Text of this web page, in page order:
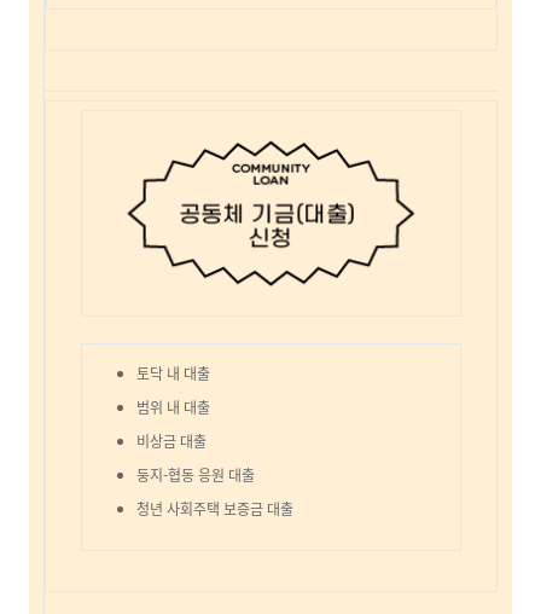
토닥 내 대출
범위 내 대출
비상금 대출
둥지-협동 응원 대출
청년 사회주택 보증금 대출